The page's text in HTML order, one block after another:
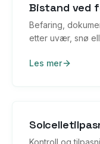
Bistand ved
Befaring,
etter uvær, snø
Les mer
Kontroll og